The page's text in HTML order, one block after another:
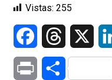
Vistas: 255
FacebookThreads
Print Compartir